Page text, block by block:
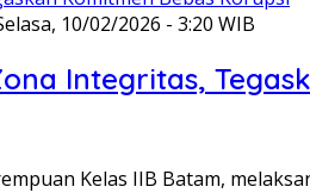
10/02/2026 - 3:20 WIB
Integritas,
Kelas IIB Batam,